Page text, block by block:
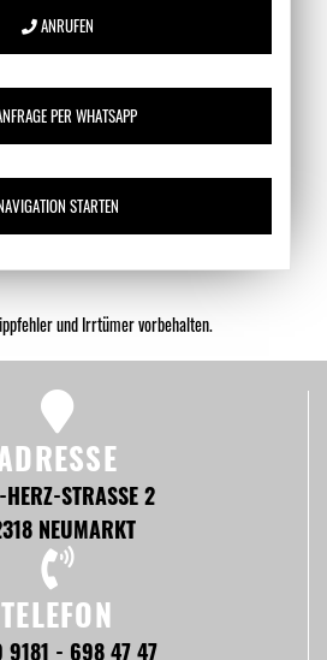
ANRUFEN
PER WHATSAPP
STARTEN
und Irrtümer vorbehalten.
STRASSE 2
NEUMARKT
TELEFON
9181 - 698 47 47